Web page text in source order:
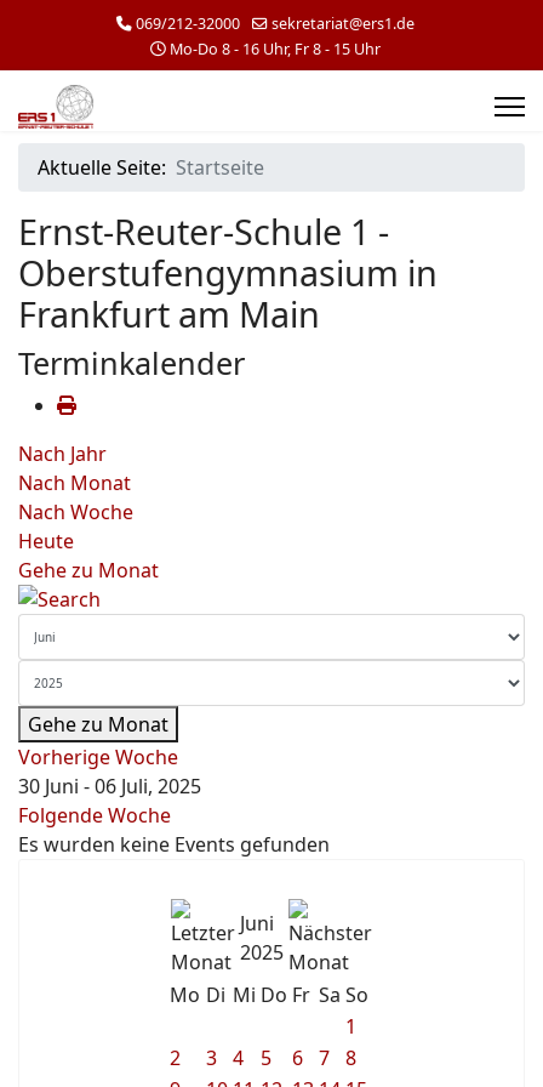
069/212-32000
sekretariat@ers1.de
Mo-Do 8 - 16 Uhr, Fr 8 - 15 Uhr
Aktuelle Seite: Startseite
Ernst-Reuter-Schule 1 -
Oberstufengymnasium in
Frankfurt am Main
Terminkalender
Nach Jahr
Nach Monat
Nach Woche
Heute
Gehe zu Monat
Gehe zu Monat
Vorherige Woche
30 Juni - 06 Juli, 2025
Folgende Woche
Es wurden keine Events gefunden
Juni
2025
Mo Di Mi Do Fr Sa So
1
2
3 4 5 6 7 8